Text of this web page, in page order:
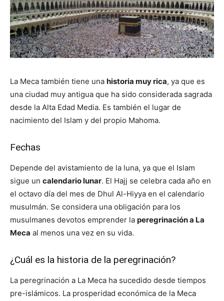
La Meca también tiene una historia muy rica, ya que es
una ciudad muy antigua que ha sido considerada sagrada
desde la Alta Edad Media. Es también el lugar de
nacimiento del Islam y del propio Mahoma.
Fechas
Depende del avistamiento de la luna, ya que el Islam
sigue un calendario lunar. El Hajj se celebra cada año en
el octavo día del mes de Dhul Al-Hiyya en el calendario
musulmán. Se considera una obligación para los
musulmanes devotos emprender la peregrinación a La
Meca al menos una vez en su vida.
¿Cuál es la historia de la peregrinación?
La peregrinación a La Meca ha sucedido desde tiempos
pre-islámicos. La prosperidad económica de la Meca